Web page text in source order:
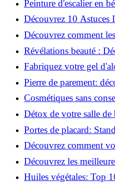
Peinture d'escalier en
tutoriel facile et rapide!
Découvrez 10 Astuces
Naturelle avec le
Découvrez comment
incitent à être plus
Révélations beauté :
insoupçonnés du
Fabriquez votre gel
simple et rapide à la
Pierre de parement:
infaillibles pour un
Cosmétiques sans
possible?
Détox de votre salle
ingrédients nocifs dès
Portes de placard:
le meilleur choix!
Découvrez comment
naturellement: Astuces
Découvrez les
le fer: Top 12 analysé!
Huiles végétales: Top